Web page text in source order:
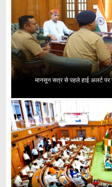
मानसून सत्र से पहले हाई अलर्ट पर